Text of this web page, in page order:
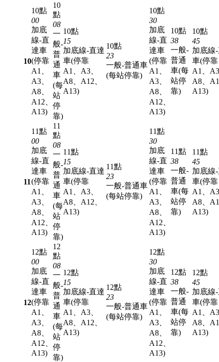
10
10點
00
加底
線-直
達車
(停靠
A1、
A3、
A8、
A12、
A13)
10
點
08
一
般-
普
通
車
(每
站
停
靠)
10點
15
加底線-直達
車(停靠
A1、A3、
A8、A12、
A13)
10點
23
一般-普通車
(每站停靠)
10點
30
加底
線-直
達車
(停靠
A1、
A3、
A8、
A12、
A13)
10點
38
一般-
普通
車(每
站停
靠)
10點
45
加底線
車(停靠
A1、
A8、
A13)
11
11點
00
加底
線-直
達車
(停靠
A1、
A3、
A8、
A12、
A13)
11
點
08
一
般-
普
通
車
(每
站
停
靠)
11點
15
加底線-直達
車(停靠
A1、A3、
A8、A12、
A13)
11點
23
一般-普通車
(每站停靠)
11點
30
加底
線-直
達車
(停靠
A1、
A3、
A8、
A12、
A13)
11點
38
一般-
普通
車(每
站停
靠)
11點
45
加底線
車(停靠
A1、
A8、
A13)
12
12點
00
加底
線-直
達車
(停靠
A1、
A3、
A8、
A12、
A13)
12
點
08
一
般-
普
通
車
(每
站
停
靠)
12點
15
加底線-直達
車(停靠
A1、A3、
A8、A12、
A13)
12點
23
一般-普通車
(每站停靠)
12點
30
加底
線-直
達車
(停靠
A1、
A3、
A8、
A12、
A13)
12點
38
一般-
普通
車(每
站停
靠)
12點
45
加底線
車(停靠
A1、
A8、
A13)